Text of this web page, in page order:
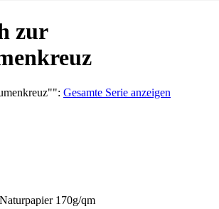
zur
": Gesamte Serie anzeigen
170g/qm